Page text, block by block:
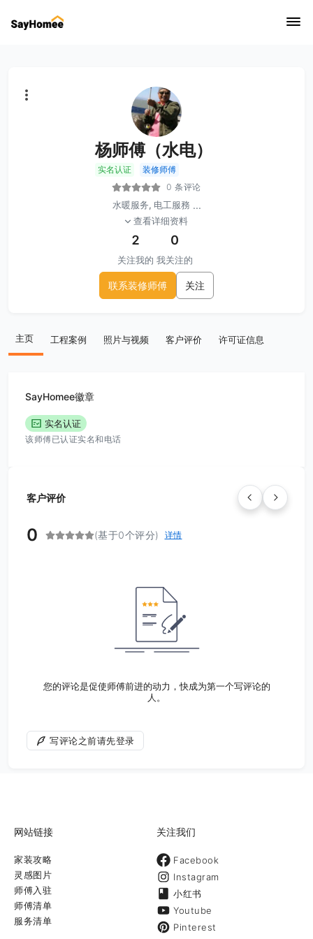
杨师傅（水电）
实名认证
装修师傅
0 条评论
水暖服务, 电工服務 ...
查看详细资料
2
关注我的
0
我关注的
联系装修师傅 关注
主页 工程案例 照片与视频 客户评价 许可证信息
SayHomee徽章
实名认证
该师傅已认证实名和电话
客户评价
0 (基于0个评分) 详情
您的评论是促使师傅前进的动力，快成为第一个写评论的
人。
写评论之前请先登录
网站链接
家装攻略
灵感图片
师傅入驻
师傅清单
服务清单
关注我们
Facebook
Instagram
小红书
Youtube
Pinterest